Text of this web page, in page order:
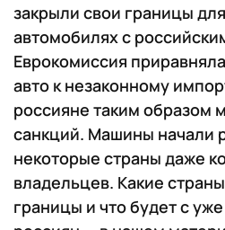
закрыли свои границы
автомобилях с
Еврокомиссия
авто к незаконному
россияне таким образом
санкций. Машины начали
некоторые страны даже
владельцев. Какие
границы и что будет с